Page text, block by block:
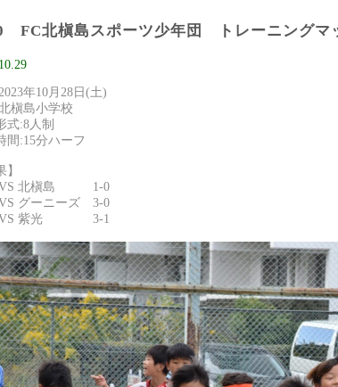
FC北槇島スポーツ少年団 トレーニングマ
年10月28日(土)
槇島小学校
式:8人制
間:15分ハーフ
】
VS 北槇島 1-0
グーニーズ 3-0
VS 紫光 3-1